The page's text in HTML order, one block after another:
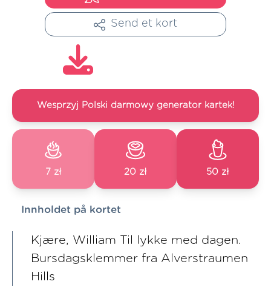
Send et kort
Wesprzyj Polski darmowy generator kartek!
7 zł 20 zł 50 zł
Innholdet på kortet
Kjære, William Til lykke med dagen.
Bursdagsklemmer fra Alverstraumen
Hills